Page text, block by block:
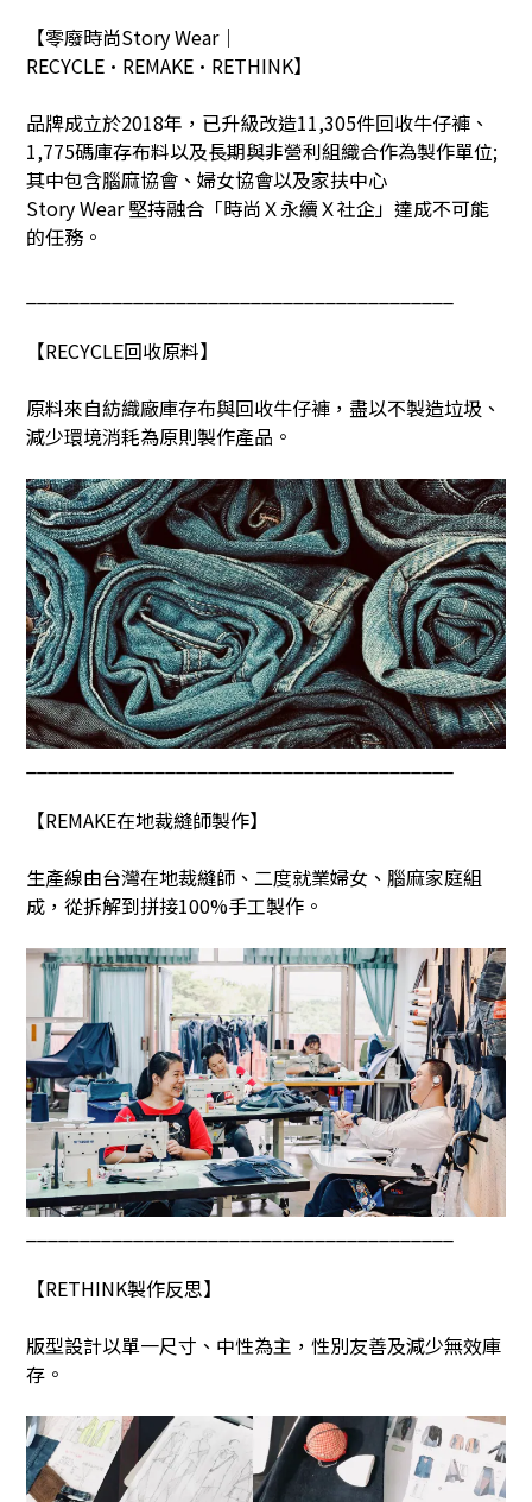
【零廢時尚Story Wear｜
RECYCLE•REMAKE•RETHINK】
品牌成立於2018年，已升級改造11,305件回收牛仔褲、
1,775碼庫存布料以及長期與非營利組織合作為製作單位;
其中包含腦麻協會、婦女協會以及家扶中心
Story Wear堅持融合「時尚Ｘ永續Ｘ社企」達成不可能
的任務。
【RECYCLE回收原料】
原料來自紡織廠庫存布與回收牛仔褲，盡以不製造垃圾、
減少環境消耗為原則製作產品。
【REMAKE在地裁縫師製作】
生產線由台灣在地裁縫師、二度就業婦女、腦麻家庭組
成，從拆解到拼接100%手工製作。
【RETHINK製作反思】
版型設計以單一尺寸、中性為主，性別友善及減少無效庫
存。